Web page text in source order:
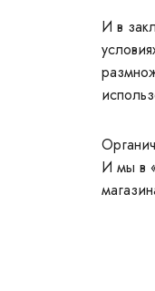
И в
И мы в